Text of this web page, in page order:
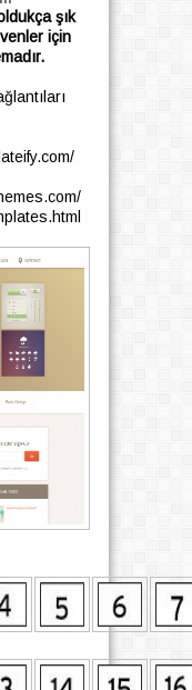
şık
için